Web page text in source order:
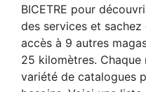
BICETRE pour
des services et
accès à 9 autres
25 kilomètres.
variété de catalogues